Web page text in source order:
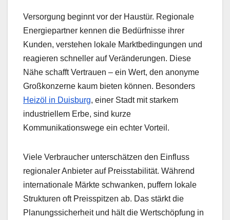
Versorgung beginnt vor der Haustür. Regionale
Energiepartner kennen die Bedürfnisse ihrer
Kunden, verstehen lokale Marktbedingungen und
reagieren schneller auf Veränderungen. Diese
Nähe schafft Vertrauen – ein Wert, den anonyme
Großkonzerne kaum bieten können. Besonders
Heizöl in Duisburg, einer Stadt mit starkem
industriellem Erbe, sind kurze
Kommunikationswege ein echter Vorteil.
Viele Verbraucher unterschätzen den Einfluss
regionaler Anbieter auf Preisstabilität. Während
internationale Märkte schwanken, puffern lokale
Strukturen oft Preisspitzen ab. Das stärkt die
Planungssicherheit und hält die Wertschöpfung in